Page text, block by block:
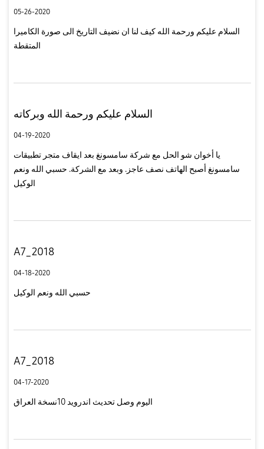
05-26-2020
السلام عليكم ورحمة الله كيف لنا ان نضيف التاريخ الى صورة الكاميرا
المتقطة
السلام عليكم ورحمة الله وبركاته
04-19-2020
يا أخوان شو الحل مع شركة سامسونغ بعد ايقاف متجر تطبيقات
سامسونغ أصبح الهاتف نصف عاجز. وبعد مع الشركة. حسبي الله ونعم
الوكيل
A7_2018
04-18-2020
حسبي الله ونعم الوكيل
A7_2018
04-17-2020
اليوم وصل تحديث اندرويد 10نسخة العراق